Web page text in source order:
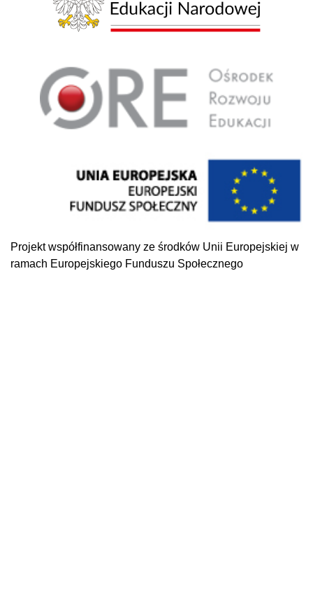
Projekt współfinansowany ze środków Unii Europejskiej w
ramach Europejskiego Funduszu Społecznego